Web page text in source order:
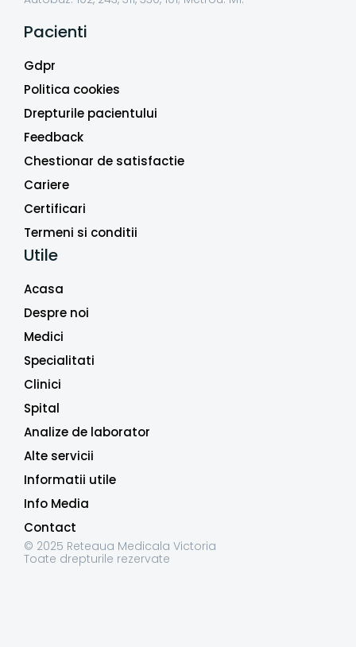
Pacienti
Gdpr
Politica cookies
Drepturile pacientului
Feedback
Chestionar de satisfactie
Cariere
Certificari
Termeni si conditii
Utile
Acasa
Despre noi
Medici
Specialitati
Clinici
Spital
Analize de laborator
Alte servicii
Informatii utile
Info Media
Contact
© 2025 Reteaua Medicala Victoria
Toate drepturile rezervate